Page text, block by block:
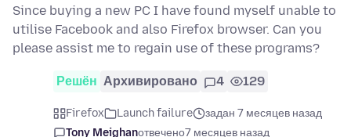
Since buying a new PC I have found myself unable to
utilise Facebook and also Firefox browser. Can you
please assist me to regain use of these programs?
Решён Архивировано 4 129
Firefox Launch failure
задан 7 месяцев назад
Tony Meighanотвечено7 месяцев назад